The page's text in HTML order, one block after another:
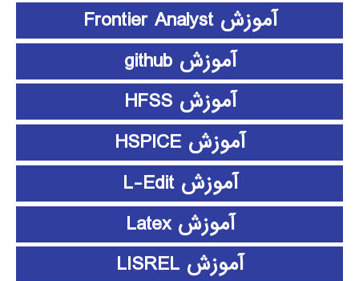
آموزش Frontier Analyst
آموزش github
آموزش HFSS
آموزش HSPICE
آموزش L-Edit
آموزش Latex
آموزش LISREL